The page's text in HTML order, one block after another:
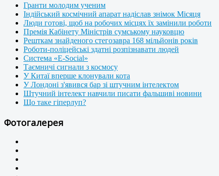
Гранти молодим ученим
Індійський космічний апарат надіслав знімок Місяця
Люди готові, щоб на робочих місцях їх замінили роботи
Премія Кабінету Міністрів сумському науковцю
Решткам знайденого стегозавра 168 мільйонів років
Роботи-поліцейські здатні розпізнавати людей
Система «E-Social»
Таємничі сигнали з космосу
У Китаї вперше клонували кота
У Лондоні з'явився бар зі штучним інтелектом
Штучний інтелект навчили писати фальшиві новини
Що таке гіперлуп?
Фотогалерея